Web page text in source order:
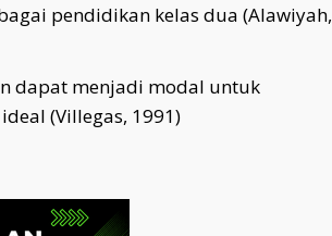
pendidikan kelas dua (Alawiyah,
dapat menjadi modal untuk
(Villegas, 1991)